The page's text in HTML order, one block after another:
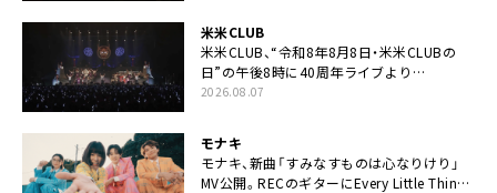
米米CLUB
米米CLUB、“令和8年8月8日・米米CLUBの
日”の午後8時に40周年ライブより
「FANtachy medley」を88年限定公開
2026.08.07
モナキ
モナキ、新曲「すみなすものは心なりけり」
MV公開。RECのギターにEvery Little Thing・